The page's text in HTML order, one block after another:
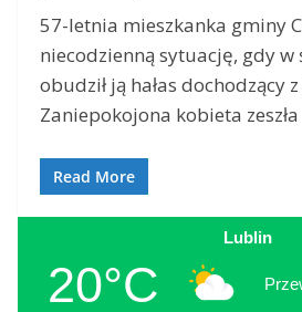
57-letnia mieszkanka gminy
niecodzienną sytuację, gdy w
obudził ją hałas dochodzący
Zaniepokojona kobieta zeszła
Read More
Lublin
20°C